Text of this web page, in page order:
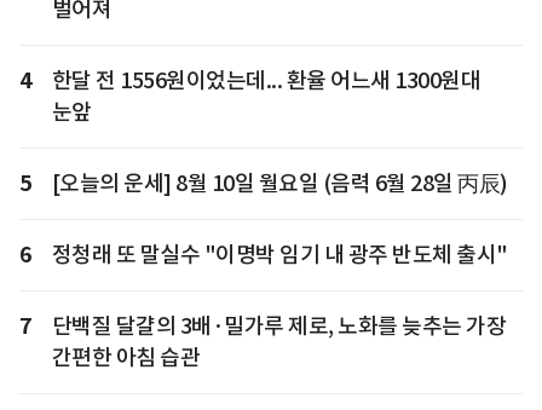
벌어져
4
한달 전 1556원이었는데... 환율 어느새 1300원대
눈앞
5 [오늘의 운세] 8월 10일 월요일 (음력 6월 28일 丙辰)
6 정청래 또 말실수 "이명박 임기 내 광주 반도체 출시"
7
단백질 달걀의 3배·밀가루 제로, 노화를 늦추는 가장
간편한 아침 습관